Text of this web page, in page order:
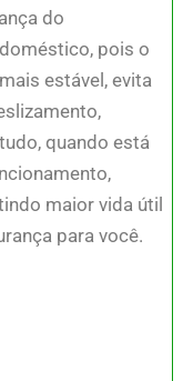
do
pois o
estável, evita
quando está
maior vida útil
para você.